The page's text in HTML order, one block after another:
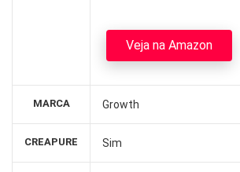
MARCA
CREAPURE
Veja na Amazon
Growth
Sim